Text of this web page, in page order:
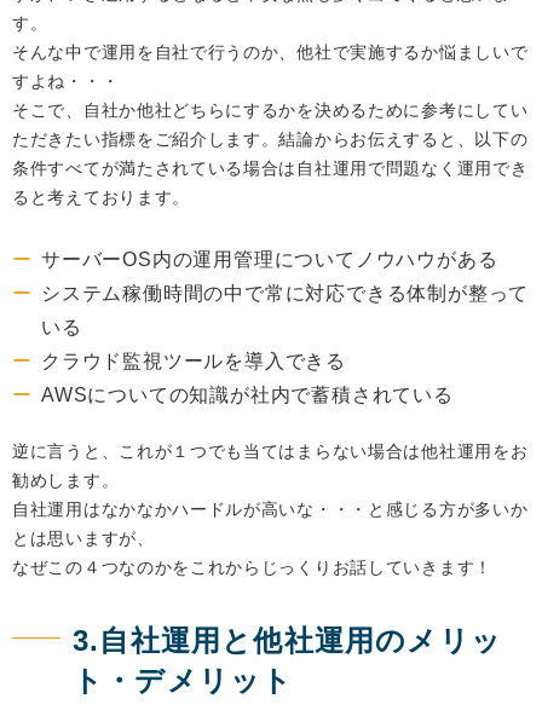
す。
そんな中で運用を自社で行うのか、他社で実施するか悩ましいで
すよね・・・
そこで、自社か他社どちらにするかを決めるために参考にしてい
ただきたい指標をご紹介します。結論からお伝えすると、以下の
条件すべてが満たされている場合は自社運用で問題なく運用でき
ると考えております。
サーバーOS内の運用管理についてノウハウがある
システム稼働時間の中で常に対応できる体制が整って
いる
クラウド監視ツールを導入できる
AWSについての知識が社内で蓄積されている
逆に言うと、これが１つでも当てはまらない場合は他社運用をお
勧めします。
自社運用はなかなかハードルが高いな・・・と感じる方が多いか
とは思いますが、
なぜこの４つなのかをこれからじっくりお話していきます！
3.自社運用と他社運用のメリッ
ト・デメリット